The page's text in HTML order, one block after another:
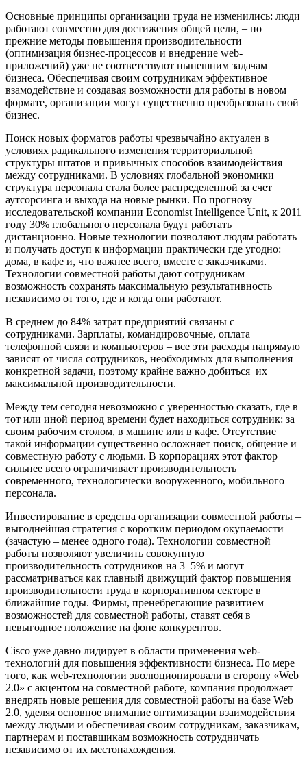
Основные принципы организации труда не изменились: люди
работают совместно для достижения общей цели, – но
прежние методы повышения производительности
(оптимизация бизнес-процессов и внедрение web-
приложений) уже не соответствуют нынешним задачам
бизнеса. Обеспечивая своим сотрудникам эффективное
взамодействие и создавая возможности для работы в новом
формате, организации могут существенно преобразовать свой
бизнес.
Поиск новых форматов работы чрезвычайно актуален в
условиях радикального изменения территориальной
структуры штатов и привычных способов взаимодействия
между сотрудниками. В условиях глобальной экономики
структура персонала стала более распределенной за счет
аутсорсинга и выхода на новые рынки. По прогнозу
исследовательской компании Economist Intelligence Unit, к 2011
году 30% глобального персонала будут работать
дистанционно. Новые технологии позволяют людям работать
и получать доступ к информации практически где угодно:
дома, в кафе и, что важнее всего, вместе с заказчиками.
Технологии совместной работы дают сотрудникам
возможность сохранять максимальную результативность
независимо от того, где и когда они работают.
В среднем до 84% затрат предприятий связаны с
сотрудниками. Зарплаты, командировочные, оплата
телефонной связи и компьютеров – все эти расходы напрямую
зависят от числа сотрудников, необходимых для выполнения
конкретной задачи, поэтому крайне важно добиться их
максимальной производительности.
Между тем сегодня невозможно с уверенностью сказать, где в
тот или иной период времени будет находиться сотрудник: за
своим рабочим столом, в машине или в кафе. Отсутствие
такой информации существенно осложняет поиск, общение и
совместную работу с людьми. В корпорациях этот фактор
сильнее всего ограничивает производительность
современного, технологически вооруженного, мобильного
персонала.
Инвестирование в средства организации совместной работы –
выгоднейшая стратегия с коротким периодом окупаемости
(зачастую – менее одного года). Технологии совместной
работы позволяют увеличить совокупную
производительность сотрудников на 3–5% и могут
рассматриваться как главный движущий фактор повышения
производительности труда в корпоративном секторе в
ближайшие годы. Фирмы, пренебрегающие развитием
возможностей для совместной работы, ставят себя в
невыгодное положение на фоне конкурентов.
Cisco уже давно лидирует в области применения web-
технологий для повышения эффективности бизнеса. По мере
того, как web-технологии эволюционировали в сторону «Web
2.0» с акцентом на совместной работе, компания продолжает
внедрять новые решения для совместной работы на базе Web
2.0, уделяя основное внимание оптимизации взаимодействия
между людьми и обеспечивая своим сотрудникам, заказчикам,
партнерам и поставщикам возможность сотрудничать
независимо от их местонахождения.